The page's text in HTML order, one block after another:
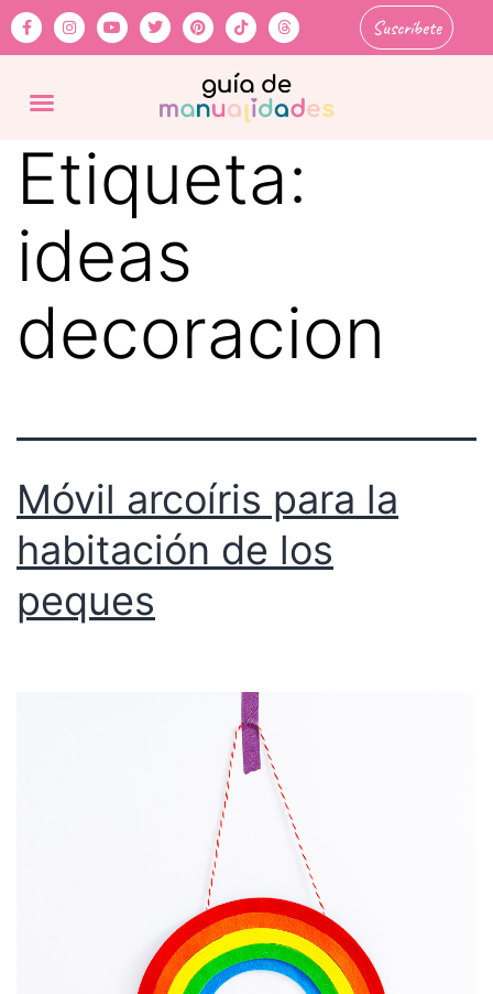
Suscríbete
Etiqueta:
ideas
decoracion
Móvil arcoíris para la
habitación de los
peques